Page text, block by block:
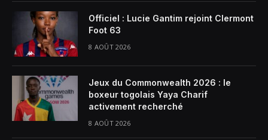
Officiel : Lucie Gantim rejoint Clermont
Foot 63
8 AOÛT 2026
Jeux du Commonwealth 2026 : le
boxeur togolais Yaya Charif
activement recherché
8 AOÛT 2026